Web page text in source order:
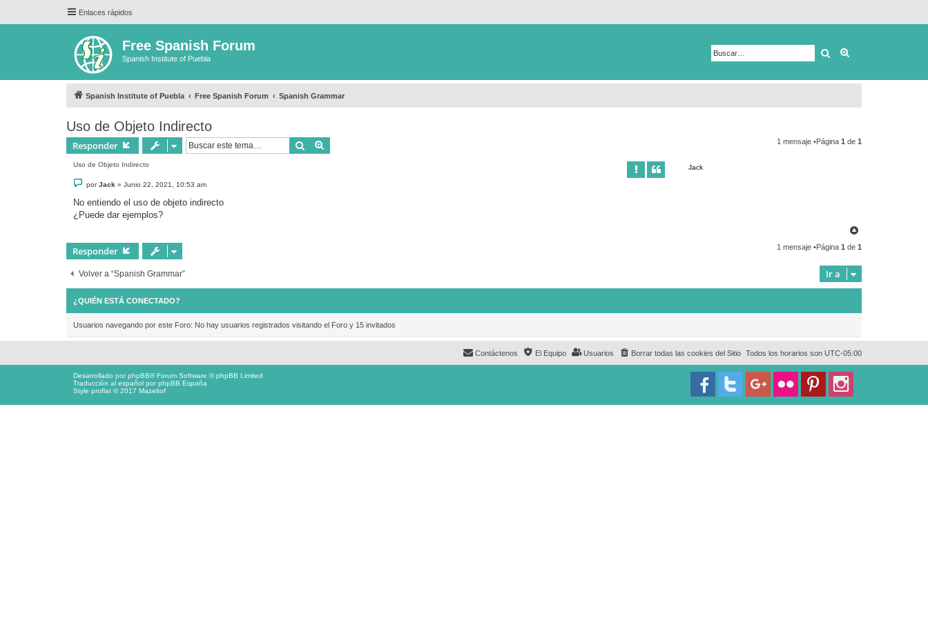
Enlaces rápidos
Free Spanish Forum
Spanish Institute of Puebla Buscar
Spanish Institute of Puebla Free Spanish Forum Spanish Grammar
Uso de Objeto Indirecto
Responder Buscar 1 mensaje •Página 1 de 1
Jack
Uso de Objeto Indirecto
e
s
a
porJack » Junio 22, 2021, 10:53 am
No entiendo el uso de objeto indirecto
¿Puede dar ejemplos?
r
b
Responder 1 mensaje •Página 1 de 1
Volver a “Spanish Grammar” Ir a
¿QUIÉN ESTÁ CONECTADO?
Usuarios navegando por este Foro: No hay usuarios registrados visitando el Foro y 15 invitados
Todos los horarios son UTC-05:00
Borrar todas las cookies del Sitio
Usuarios
El Equipo
Contáctenos
Desarrollado porphpBB® Forum Software © phpBB Limited
Traducción al español porphpBB España
Style proflat © 2017 Mazeltof